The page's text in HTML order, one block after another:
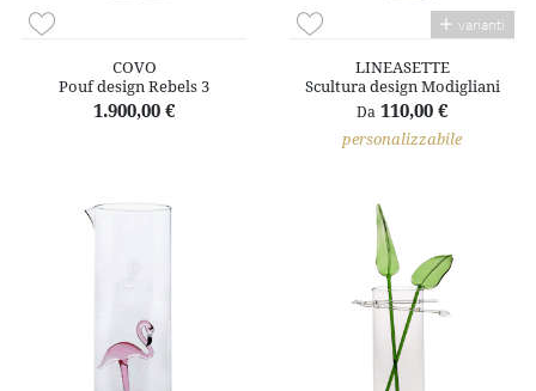
COVO
Pouf design Rebels 3
1.900,00 €
varianti
LINEASETTE
Scultura design Modigliani
Da 110,00 €
personalizzabile